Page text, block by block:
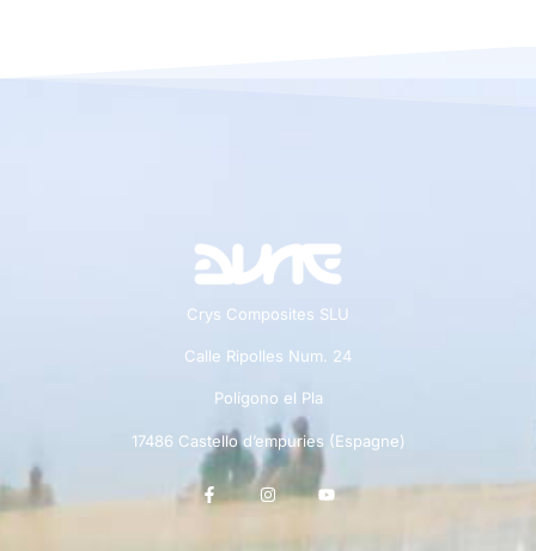
Crys Composites SLU
Calle Ripolles Num. 24
Polígono el Pla
17486 Castello d’empuries (Espagne)